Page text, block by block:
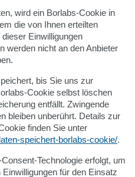
wird ein Borlabs-Cookie in
die von Ihnen erteilten
Einwilligungen
werden nicht an den Anbieter
bis Sie uns zur
Cookie selbst löschen
entfällt. Zwingende
bleiben unberührt. Details zur
finden Sie unter
speichert-borlabs-cookie/.
Technologie erfolgt, um
für den Einsatz